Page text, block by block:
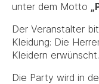
unter dem Motto
Der Veranstalter
Kleidung: Die
Kleidern erwünscht.
Die Party wird in